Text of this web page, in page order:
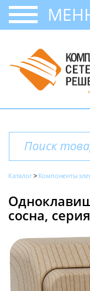
Каталог Компоненты
сосна,